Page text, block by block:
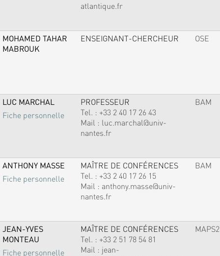
atlantique.fr
MOHAMED TAHAR
MABROUK
ENSEIGNANT-CHERCHEUR OSE
LUC MARCHAL
Fiche personnelle
PROFESSEUR
Tel. : +33 2 40 17 26 43
Mail : luc.marchal@univ-
nantes.fr
BAM
ANTHONY MASSE
Fiche personnelle
MAÎTRE DE CONFÉRENCES
Tel. : +33 2 40 17 26 15
Mail : anthony.masse@univ-
nantes.fr
BAM
JEAN-YVES
MONTEAU
Fiche personnelle
MAÎTRE DE CONFÉRENCES
Tel. : +33 2 51 78 54 81
Mail : jean-
MAPS2